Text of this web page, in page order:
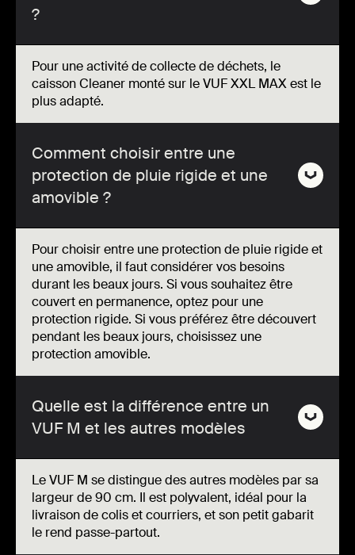
?
Pour une activité de collecte de déchets, le
caisson Cleaner monté sur le VUF XXL MAX est le
plus adapté.
Comment choisir entre une
protection de pluie rigide et une
amovible ?
Pour choisir entre une protection de pluie rigide et
une amovible, il faut considérer vos besoins
durant les beaux jours. Si vous souhaitez être
couvert en permanence, optez pour une
protection rigide. Si vous préférez être découvert
pendant les beaux jours, choisissez une
protection amovible.
Quelle est la différence entre un
VUF M et les autres modèles
Le VUF M se distingue des autres modèles par sa
largeur de 90 cm. Il est polyvalent, idéal pour la
livraison de colis et courriers, et son petit gabarit
le rend passe-partout.